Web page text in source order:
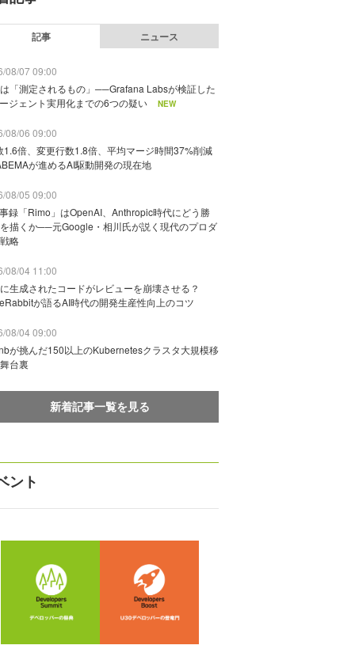
記事 ニュース
08/07 09:00
「測定されるもの」──Grafana Labsが検証した
ジェント実用化までの6つの疑い
NEW
08/06 09:00
1.6倍、変更行数1.8倍、平均マージ時間37%削減
が進めるAI駆動開発の現在地
08/05 09:00
録「Rimo」はOpenAI、Anthropic時代にどう勝
描くか──元Google・相川氏が説く現代のプロダ
略
08/04 11:00
生成されたコードがレビューを崩壊させる？
が語るAI時代の開発生産性向上のコツ
08/04 09:00
が挑んだ150以上のKubernetesクラスタ大規模移
台裏
新着記事一覧を見る
ント